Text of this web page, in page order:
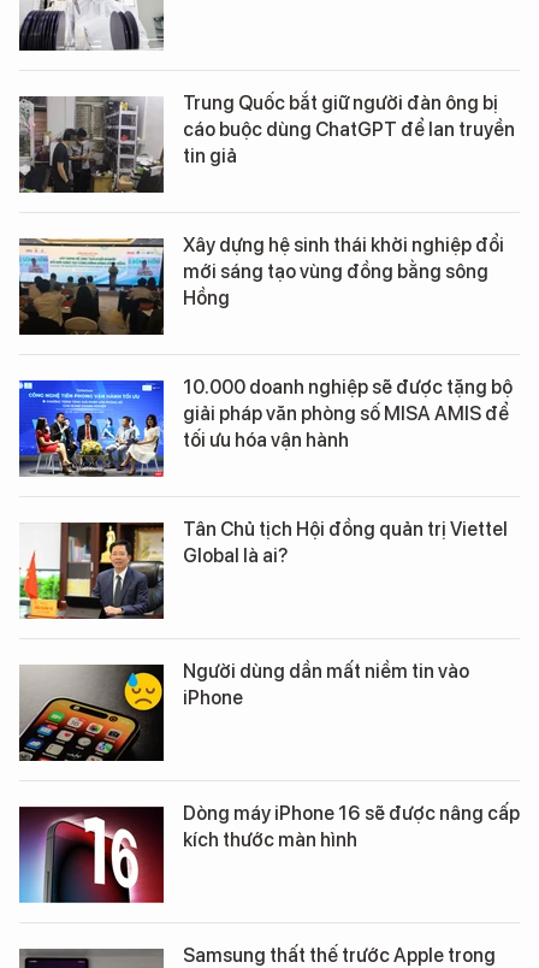
Trung Quốc bắt giữ người đàn ông bị
cáo buộc dùng ChatGPT để lan truyền
tin giả
Xây dựng hệ sinh thái khởi nghiệp đổi
mới sáng tạo vùng đồng bằng sông
Hồng
10.000 doanh nghiệp sẽ được tặng bộ
giải pháp văn phòng số MISA AMIS để
tối ưu hóa vận hành
Tân Chủ tịch Hội đồng quản trị Viettel
Global là ai?
Người dùng dần mất niềm tin vào
iPhone
Dòng máy iPhone 16 sẽ được nâng cấp
kích thước màn hình
Samsung thất thế trước Apple trong